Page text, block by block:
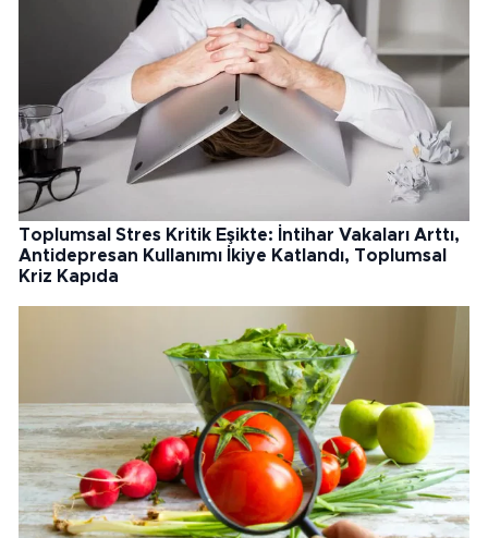
Toplumsal Stres Kritik Eşikte: İntihar Vakaları Arttı,
Antidepresan Kullanımı İkiye Katlandı, Toplumsal
Kriz Kapıda